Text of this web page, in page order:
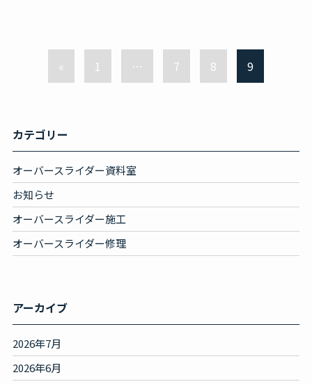
« 1 … 7 8 9
カテゴリー
オーバースライダー資料室
お知らせ
オーバースライダー施工
オーバースライダー修理
アーカイブ
2026年7月
2026年6月